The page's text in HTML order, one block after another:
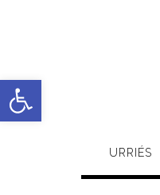
Abrir barra de herramientas
URRIÉS